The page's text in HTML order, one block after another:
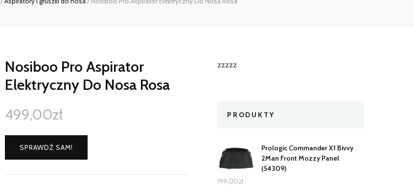
Nosiboo Pro Aspirator
Elektryczny Do Nosa Rosa
499,00zł
SPRAWDŹ SAM!
zzzzz
PRODUKTY
Prologic Commander X1 Bivvy
2Man Front Mozzy Panel
(54309)
199,00zł